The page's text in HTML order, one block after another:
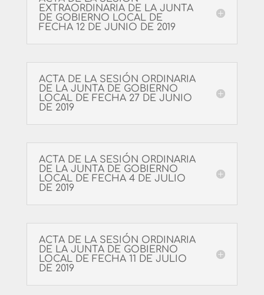
EXTRAORDINARIA DE LA JUNTA
DE GOBIERNO LOCAL DE
FECHA 12 DE JUNIO DE 2019
ACTA DE LA SESIÓN ORDINARIA
DE LA JUNTA DE GOBIERNO
LOCAL DE FECHA 27 DE JUNIO
DE 2019
ACTA DE LA SESIÓN ORDINARIA
DE LA JUNTA DE GOBIERNO
LOCAL DE FECHA 4 DE JULIO
DE 2019
ACTA DE LA SESIÓN ORDINARIA
DE LA JUNTA DE GOBIERNO
LOCAL DE FECHA 11 DE JULIO
DE 2019